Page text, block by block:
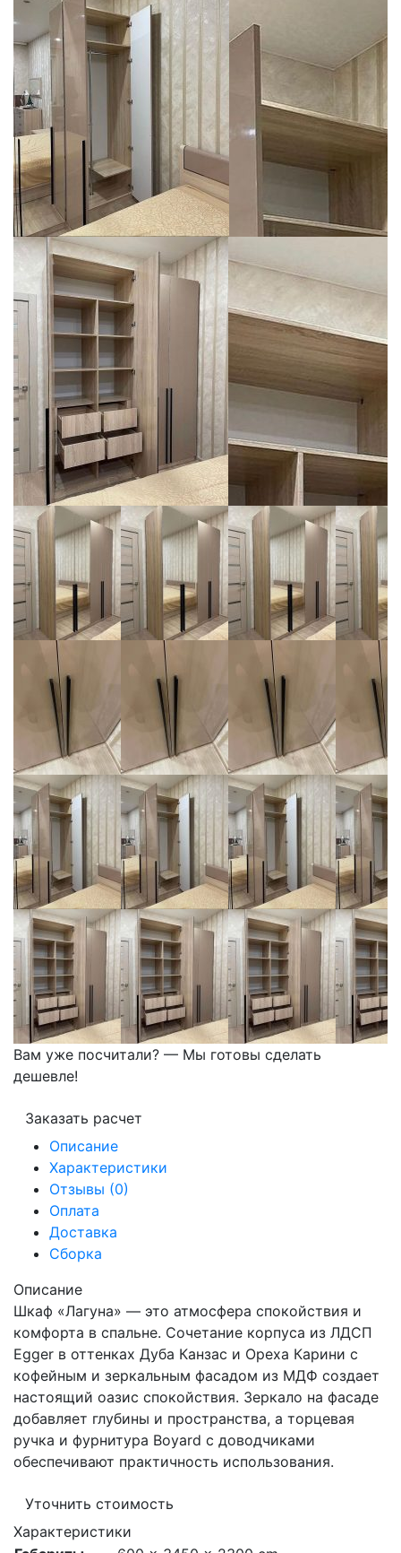
Вам уже посчитали? — Мы готовы сделать
дешевле!
Заказать расчет
Описание
Характеристики
Отзывы (0)
Оплата
Доставка
Сборка
Описание
Шкаф «Лагуна» — это атмосфера спокойствия и
комфорта в спальне. Сочетание корпуса из ЛДСП
Egger в оттенках Дуба Канзас и Ореха Карини с
кофейным и зеркальным фасадом из МДФ создает
настоящий оазис спокойствия. Зеркало на фасаде
добавляет глубины и пространства, а торцевая
ручка и фурнитура Boyard с доводчиками
обеспечивают практичность использования.
Уточнить стоимость
Характеристики